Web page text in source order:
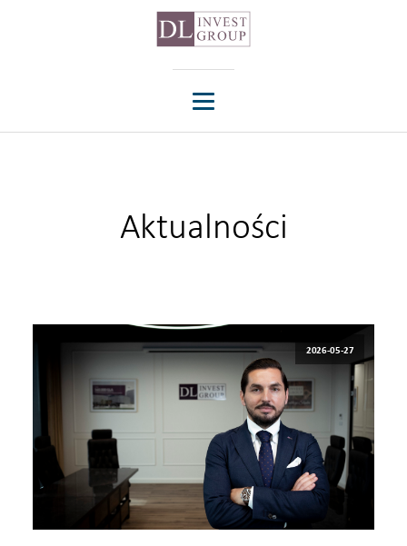
Aktualności
2026-05-27